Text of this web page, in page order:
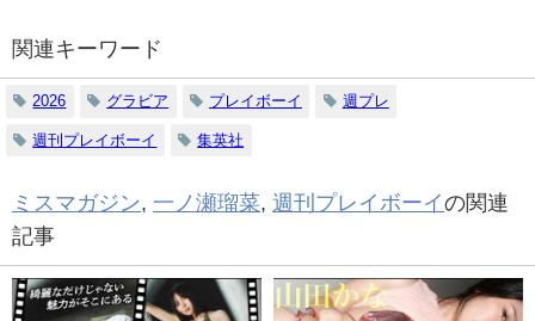
関連キーワード
2026 グラビア プレイボーイ 週プレ
週刊プレイボーイ 集英社
ミスマガジン, 一ノ瀬瑠菜, 週刊プレイボーイの関連
記事